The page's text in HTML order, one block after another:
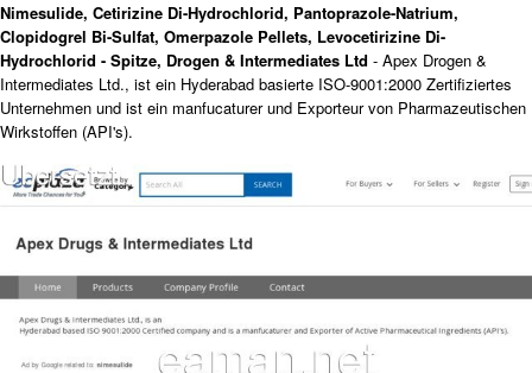
Nimesulide, Cetirizine Di-Hydrochlorid, Pantoprazole-Natrium,
Clopidogrel Bi-Sulfat, Omerpazole Pellets, Levocetirizine Di-
Hydrochlorid - Spitze, Drogen & Intermediates Ltd - Apex Drogen &
Intermediates Ltd., ist ein Hyderabad basierte ISO-9001:2000 Zertifiziertes
Unternehmen und ist ein manfucaturer und Exporteur von Pharmazeutischen
Wirkstoffen (API's).